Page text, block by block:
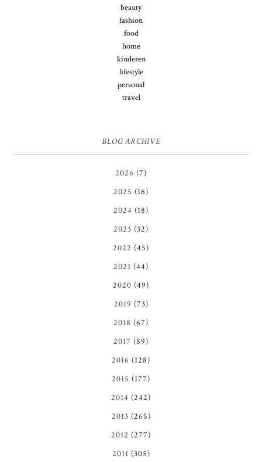
beauty
fashion
food
home
kinderen
lifestyle
personal
travel
BLOG ARCHIVE
2026 (7)
2025 (16)
2024 (18)
2023 (32)
2022 (45)
2021 (44)
2020 (49)
2019 (73)
2018 (67)
2017 (89)
2016 (128)
2015 (177)
2014 (242)
2013 (265)
2012 (277)
2011 (305)